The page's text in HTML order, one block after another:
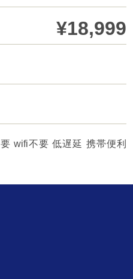
¥18,999
wifi不要 低遅延 携帯便利